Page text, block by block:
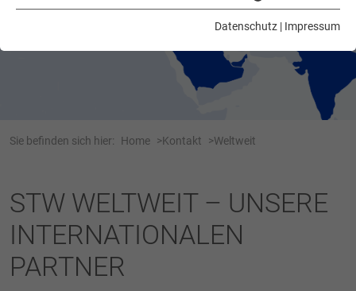
Sie befinden sich hier: Home Kontakt Weltweit
STW WELTWEIT – UNSERE
INTERNATIONALEN
PARTNER
Essenzielle Cookies werden für grundlegende Funktionen der
Webseite einwandfrei funktioniert.
Zweck
Dieses Cookie wird verwendet, um Ihre
Cookie-Einstellungen für diese Website zu
speichern.
Name SgCookieOptin.lastPreferences
Cookie-Informationen anzeigen
Tracking
Datenschutz | Impressum